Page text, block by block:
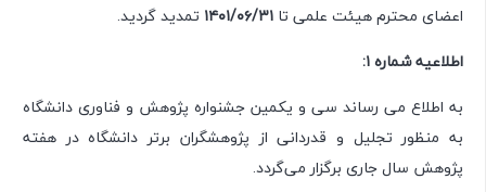
اعضای محترم هیئت علمی تا ۳۱/‏۰۶/‏۱۴۰۱‬
تمدید گردید.
اطلاعیه شماره ۱:
به اطلاع می رساند سی و یکمین جشنواره پژوهش و فناوری دانشگاه
به منظور تجلیل و قدردانی از پژوهشگران برتر دانشگاه در هفته
پژوهش سال جاری برگزار می‌گردد.